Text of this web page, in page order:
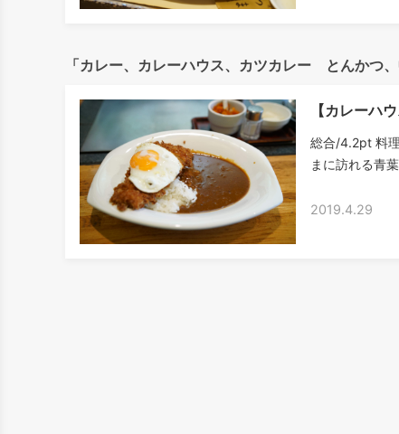
「カレー、カレーハウス、カツカレー とんかつ
【カレーハ
総合/4.2pt 料
まに訪れる青
2019.4.29